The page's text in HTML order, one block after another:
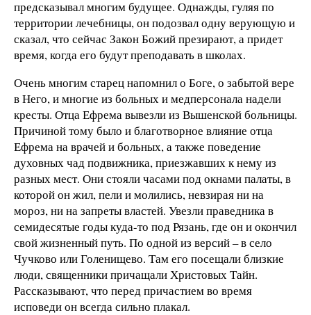
предсказывал многим будущее. Однажды, гуляя по
территории лечебницы, он подозвал одну верующую и
сказал, что сейчас Закон Божий презирают, а придет
время, когда его будут преподавать в школах.
Очень многим старец напомнил о Боге, о забытой вере
в Него, и многие из больных и медперсонала надели
кресты. Отца Ефрема вывезли из Вышенской больницы.
Причиной тому было и благотворное влияние отца
Ефрема на врачей и больных, а также поведение
духовных чад подвижника, приезжавших к нему из
разных мест. Они стояли часами под окнами палаты, в
которой он жил, пели и молились, невзирая ни на
мороз, ни на запреты властей. Увезли праведника в
семидесятые годы куда-то под Рязань, где он и окончил
свой жизненный путь. По одной из версий – в село
Чучково или Голенищево. Там его посещали близкие
люди, священники причащали Христовых Тайн.
Рассказывают, что перед причастием во время
исповеди он всегда сильно плакал.